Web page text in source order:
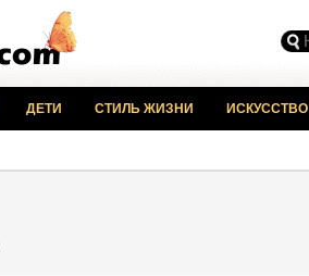
ДЕТИ СТИЛЬ ЖИЗНИ ИСКУССТВО